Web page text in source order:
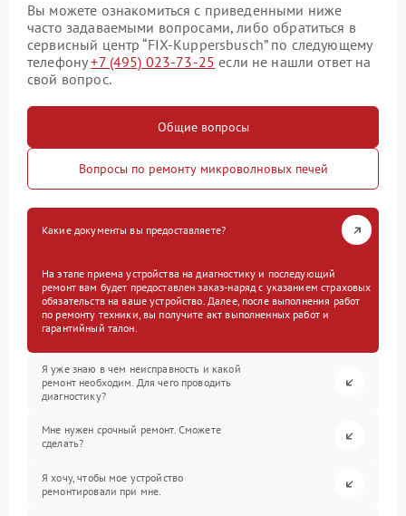
Вы можете ознакомиться с приведенными ниже
часто задаваемыми вопросами, либо обратиться в
сервисный центр “FIX-Kuppersbusch” по следующему
телефону+7 (495) 023-73-25 если не нашли ответ на
свой вопрос.
Общие вопросы
Вопросы по ремонту микроволновых печей
Какие документы вы предоставляете?
На этапе приема устройства на диагностику и последующий
ремонт вам будет предоставлен заказ-наряд с указанием страховых
обязательств на ваше устройство. Далее, после выполнения работ
по ремонту техники, вы получите акт выполненных работ и
гарантийный талон.
Я уже знаю в чем неисправность и какой
ремонт необходим. Для чего проводить
диагностику?
Мне нужен срочный ремонт. Сможете
сделать?
Я хочу, чтобы мое устройство
ремонтировали при мне.